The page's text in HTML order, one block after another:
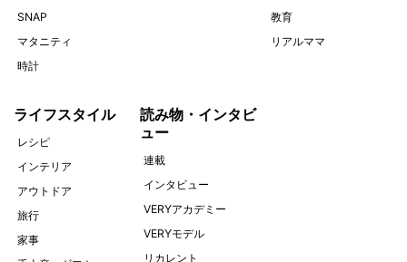
SNAP
マタニティ
時計
教育
リアルママ
ライフスタイル
レシピ
インテリア
アウトドア
旅行
家事
読み物・インタビ
ュー
連載
インタビュー
VERYアカデミー
VERYモデル
リカレント